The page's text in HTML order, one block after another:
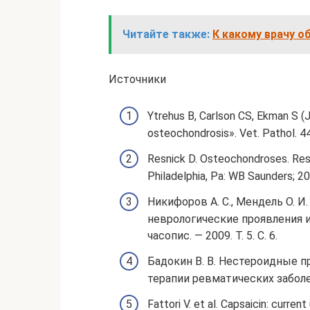
Читайте также: К какому врачу
Источники
Ytrehus B, Carlson CS, Ekman S
osteochondrosis». Vet. Pathol.
Resnick D. Osteochondroses.
Philadelphia, Pa: WB Saunders;
Никифоров А. С., Мендель О. И.
неврологические
часопис. — 2009. Т. 5. С. 6.
Бадокин В. В. Нестероидные
терапии ревматических
Fattori V. et al. Capsaicin: